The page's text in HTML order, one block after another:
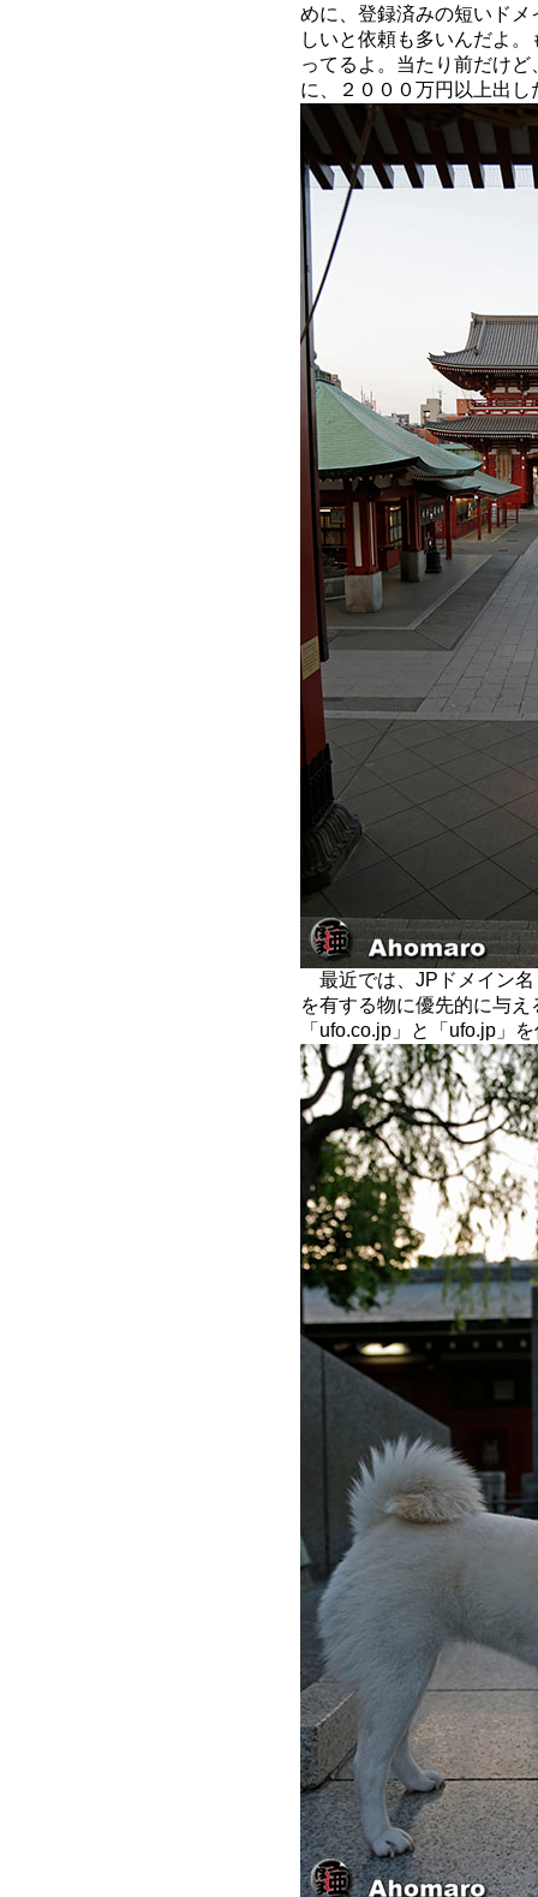
めに、登録済みの短いド
しいと依頼も多いんだよ
ってるよ。当たり前だけ
に、２０００万円以上出
最近では、JPドメイン名
を有する物に優先的に与え
「ufo.co.jp」と「ufo.jp」